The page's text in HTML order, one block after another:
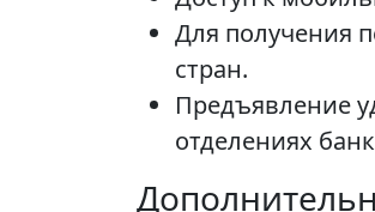
Для получения
стран.
Предъявление
отделениях